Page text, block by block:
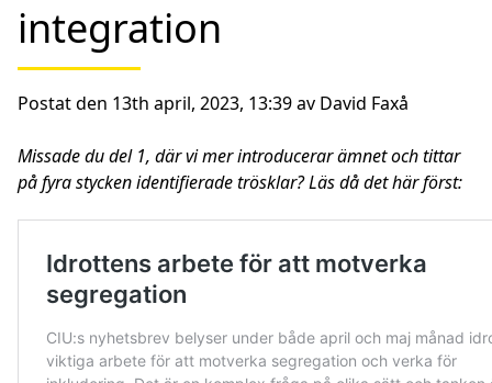
integration
Postat den 13th april, 2023, 13:39 av David Faxå
Missade du del 1, där vi mer introducerar ämnet och tittar
på fyra stycken identifierade trösklar? Läs då det här först: